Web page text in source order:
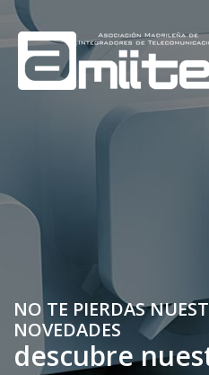
NO TE PIERDAS
NOVEDADES
descubre